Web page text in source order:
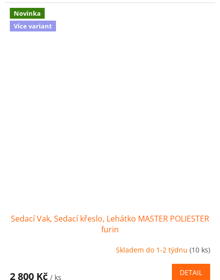
Novinka
Více variant
Sedací Vak, Sedací křeslo, Lehátko MASTER POLIESTER
furin
Skladem do 1-2 týdnu (10 ks)
2 800 Kč / ks
DETAIL